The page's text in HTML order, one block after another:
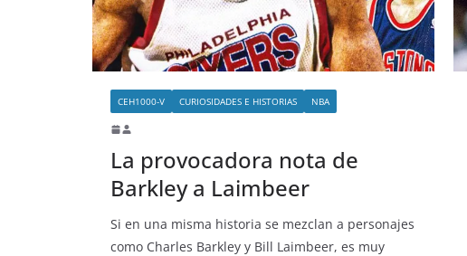
CEH1000-V CURIOSIDADES E HISTORIAS NBA
La provocadora nota de
Barkley a Laimbeer
Si en una misma historia se mezclan a personajes
como Charles Barkley y Bill Laimbeer, es muy